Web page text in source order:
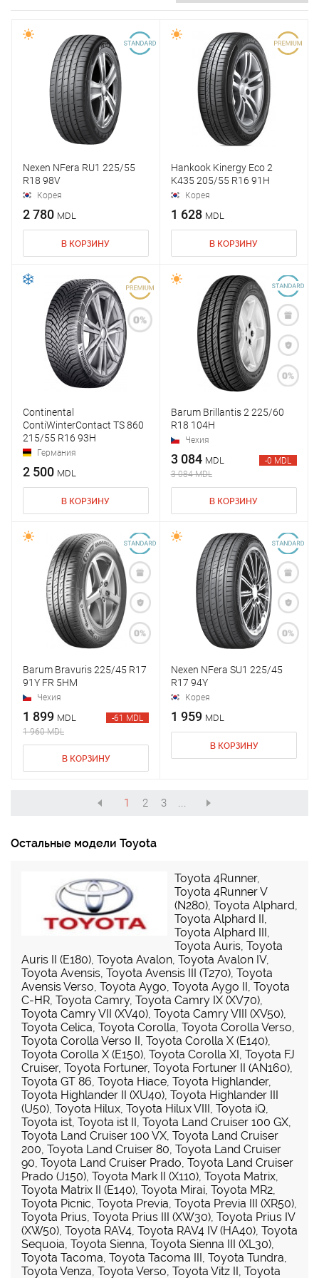
Nexen NFera RU1 225/55
R18 98V
Корея
2 780 MDL
В КОРЗИНУ
Hankook Kinergy Eco 2
K435 205/55 R16 91H
Корея
1 628 MDL
В КОРЗИНУ
Continental
ContiWinterContact TS 860
215/55 R16 93H
Германия
2 500 MDL
В КОРЗИНУ
Barum Brillantis 2 225/60
R18 104H
Чехия
3 084 MDL
3 084 MDL
-0 MDL
В КОРЗИНУ
Barum Bravuris 225/45 R17
91Y FR 5HM
Чехия
1 899 MDL
1 960 MDL
-61 MDL
В КОРЗИНУ
Nexen NFera SU1 225/45
R17 94Y
Корея
1 959 MDL
В КОРЗИНУ
1 2 3
Остальные модели Toyota
Toyota 4Runner,
Toyota 4Runner V
(N280), Toyota Alphard,
Toyota Alphard II,
Toyota Alphard III,
Toyota Auris, Toyota
Auris II (E180), Toyota Avalon, Toyota Avalon IV,
Toyota Avensis, Toyota Avensis III (T270), Toyota
Avensis Verso, Toyota Aygo, Toyota Aygo II, Toyota
C-HR, Toyota Camry, Toyota Camry IX (XV70),
Toyota Camry VII (XV40), Toyota Camry VIII (XV50),
Toyota Celica, Toyota Corolla, Toyota Corolla Verso,
Toyota Corolla Verso II, Toyota Corolla X (E140),
Toyota Corolla X (E150), Toyota Corolla XI, Toyota FJ
Cruiser, Toyota Fortuner, Toyota Fortuner II (AN160),
Toyota GT 86, Toyota Hiace, Toyota Highlander,
Toyota Highlander II (XU40), Toyota Highlander III
(U50), Toyota Hilux, Toyota Hilux VIII, Toyota iQ,
Toyota ist, Toyota ist II, Toyota Land Cruiser 100 GX,
Toyota Land Cruiser 100 VX, Toyota Land Cruiser
200, Toyota Land Cruiser 80, Toyota Land Cruiser
90, Toyota Land Cruiser Prado, Toyota Land Cruiser
Prado (J150), Toyota Mark II (X110), Toyota Matrix,
Toyota Matrix II (E140), Toyota Mirai, Toyota MR2,
Toyota Picnic, Toyota Previa, Toyota Previa III (XR50),
Toyota Prius, Toyota Prius III (XW30), Toyota Prius IV
(XW50), Toyota RAV4, Toyota RAV4 IV (HA40), Toyota
Sequoia, Toyota Sienna, Toyota Sienna III (XL30),
Toyota Tacoma, Toyota Tacoma III, Toyota Tundra,
Toyota Venza, Toyota Verso, Toyota Vitz II, Toyota